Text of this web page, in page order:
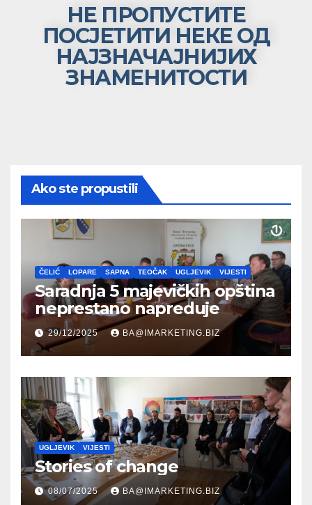
НЕ ПРОПУСТИТЕ
ПОСЈЕТИТИ НЕКЕ ОД
НАЈЗНАЧАЈНИЈИХ
ЗНАМЕНИТОСТИ
Ako ste propustili
ČELIĆ LOPARE SAPNA TEOČAK UGLJEVIK VIJESTI
Saradnja 5 majevičkih opština
neprestano napreduje
29/12/2025 BA@IMARKETING.BIZ
UGLJEVIK VIJESTI
Stories of change
08/07/2025 BA@IMARKETING.BIZ